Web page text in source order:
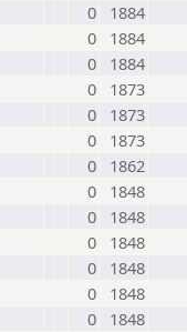
0
1884
0
1884
0
1884
0
1873
0
1873
0
1873
0
1862
0
1848
0
1848
0
1848
0
1848
0
1848
0
1848